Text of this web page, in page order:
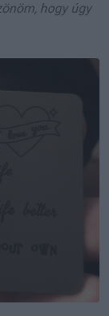
hogy úgy